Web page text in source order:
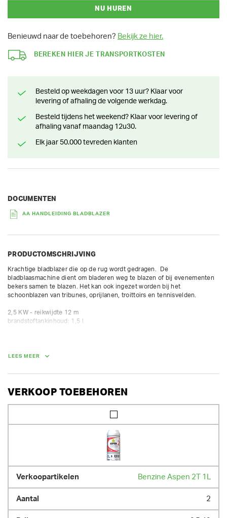
NU HUREN
Benieuwd naar de toebehoren? Bekijk ze hier.
BEREKEN HIER JE TRANSPORTKOSTEN
Besteld op weekdagen voor 13 uur? Klaar voor
levering of afhaling de volgende werkdag.
Besteld tijdens het weekend? Klaar voor levering of
afhaling vanaf maandag 12u30.
Elk jaar 50.000 tevreden klanten
DOCUMENTEN
AA HANDLEIDING BLADBLAZER
PRODUCTOMSCHRIJVING
Krachtige bladblazer die op de rug wordt gedragen.  De
bladblaasmachine dient om bladeren weg te blazen of bij evenementen
bekers samen te blazen. Het kan ook ingezet worden bij het
schoonblazen van tribunes, oprijlanen, troittoirs en tennisvelden.
2,5 KW - reikwijdte 12 m
brandstoftankinhoud: 1,5 l
10.00 kg
LEES MEER
VERKOOP TOEBEHOREN
Benzine Aspen 2T 1L
2